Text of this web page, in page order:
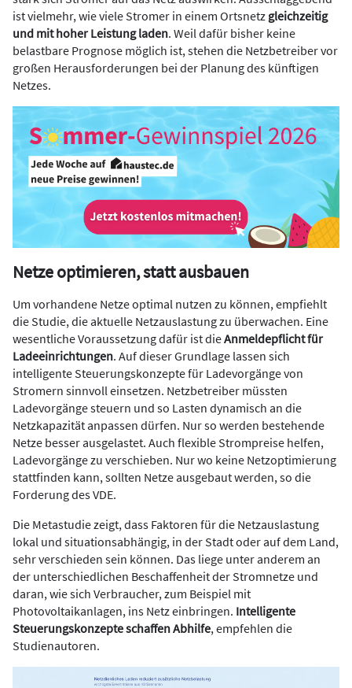
ist vielmehr, wie viele Stromer in einem Ortsnetz gleichzeitig
und mit hoher Leistung laden. Weil dafür bisher keine
belastbare Prognose möglich ist, stehen die Netzbetreiber vor
großen Herausforderungen bei der Planung des künftigen
Netzes.
Netze optimieren, statt ausbauen
Um vorhandene Netze optimal nutzen zu können, empfiehlt
die Studie, die aktuelle Netzauslastung zu überwachen. Eine
wesentliche Voraussetzung dafür ist dieAnmeldepflicht für
Ladeeinrichtungen. Auf dieser Grundlage lassen sich
intelligente Steuerungskonzepte für Ladevorgänge von
Stromern sinnvoll einsetzen. Netzbetreiber müssten
Ladevorgänge steuern und so Lasten dynamisch an die
Netzkapazität anpassen dürfen. Nur so werden bestehende
Netze besser ausgelastet. Auch flexible Strompreise helfen,
Ladevorgänge zu verschieben. Nur wo keine Netzoptimierung
stattfinden kann, sollten Netze ausgebaut werden, so die
Forderung des VDE.
Die Metastudie zeigt, dass Faktoren für die Netzauslastung
lokal und situationsabhängig, in der Stadt oder auf dem Land,
sehr verschieden sein können. Das liege unter anderem an
der unterschiedlichen Beschaffenheit der Stromnetze und
daran, wie sich Verbraucher, zum Beispiel mit
Photovoltaikanlagen, ins Netz einbringen. Intelligente
Steuerungskonzepte schaffen Abhilfe, empfehlen die
Studienautoren.